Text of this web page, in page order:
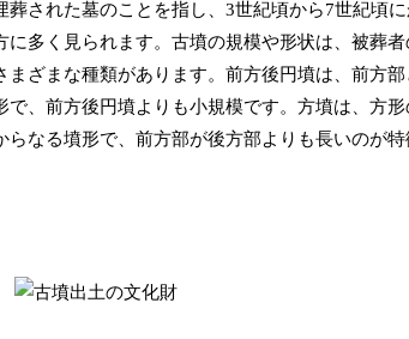
葬された墓のことを指し、3世紀頃から7世紀頃
に多く見られます。古墳の規模や形状は、被葬
まざまな種類があります。前方後円墳は、前方
で、前方後円墳よりも小規模です。方墳は、方
なる墳形で、前方部が後方部よりも長いのが特